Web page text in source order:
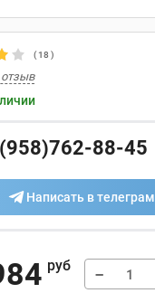
(18 )
88-45
Написать в телеграм
руб −